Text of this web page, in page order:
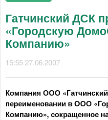
Гатчинский ДСК
«Городскую
Компанию»
15:55 27.06.2007
Компания ООО
переименовании в ООО
Компанию», сокращенное